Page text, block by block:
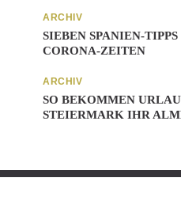
ARCHIV
SIEBEN SPANIEN-TIPPS
CORONA-ZEITEN
ARCHIV
SO BEKOMMEN
STEIERMARK IHR